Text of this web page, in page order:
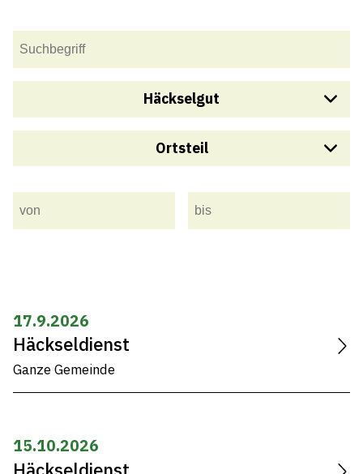
Häckselgut
Alle
Ortsteil
Altenrhein | Buechen Staad | Buriet
17.9.2026
Häckseldienst
Ganze Gemeinde
15.10.2026